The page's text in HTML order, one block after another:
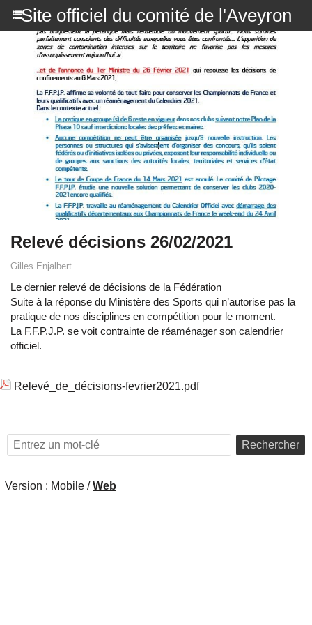
Site officiel du comité de l'Aveyron
Relevé décisions 26/02/2021
Gilles Enjalbert
Le dernier relevé de décisions de la Fédération
Suite à la réponse du Ministère des Sports qui n’autorise pas la
pratique de nos disciplines en compétition pour le moment.
La F.F.P.J.P. se voit contrainte de réaménager son calendrier
officiel.
Relevé_de_décisions-fevrier2021.pdf
Rechercher
Version : Mobile /Web